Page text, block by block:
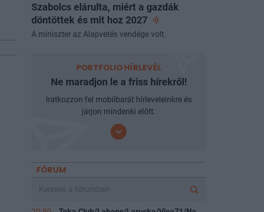
Szabolcs elárulta, miért a gazdák
döntöttek és mit hoz 2027
A miniszter az Alapvetés vendége volt.
PORTFOLIO HÍRLEVÉL
Ne maradjon le a friss hírekről!
Iratkozzon fel mobilbarát hírleveleinkre és
járjon mindenki előtt.
FÓRUM